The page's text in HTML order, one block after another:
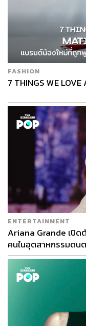
FASHION
7 THINGS WE LOVE
ENTERTAINMENT
Ariana Grande เปิด
คนในอุตสาหกรรมดน